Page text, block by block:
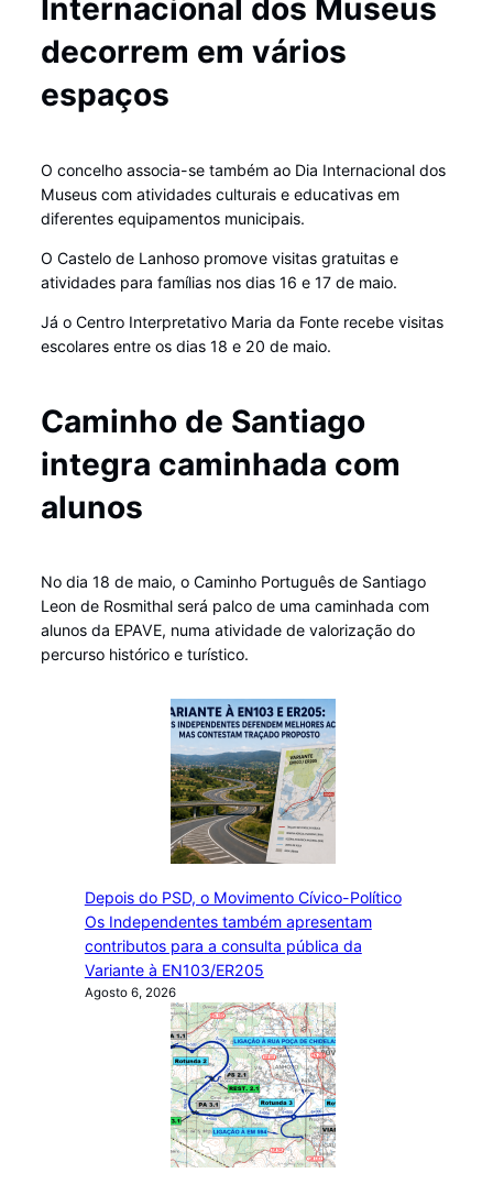
Internacional dos Museus
decorrem em vários
espaços
O concelho associa-se também ao Dia Internacional dos
Museus com atividades culturais e educativas em
diferentes equipamentos municipais.
O Castelo de Lanhoso promove visitas gratuitas e
atividades para famílias nos dias 16 e 17 de maio.
Já o Centro Interpretativo Maria da Fonte recebe visitas
escolares entre os dias 18 e 20 de maio.
Caminho de Santiago
integra caminhada com
alunos
No dia 18 de maio, o Caminho Português de Santiago
Leon de Rosmithal será palco de uma caminhada com
alunos da EPAVE, numa atividade de valorização do
percurso histórico e turístico.
Depois do PSD, o Movimento Cívico-Político
Os Independentes também apresentam
contributos para a consulta pública da
Variante à EN103/ER205
Agosto 6, 2026